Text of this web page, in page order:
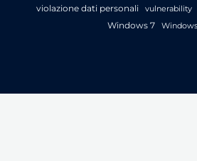
violazione dati personali vulnerability
Windows 7